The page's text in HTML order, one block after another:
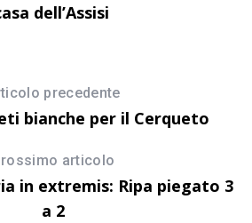
dell’Assisi
precedente
bianche per il Cerqueto
articolo
in extremis: Ripa piegato 3
a 2